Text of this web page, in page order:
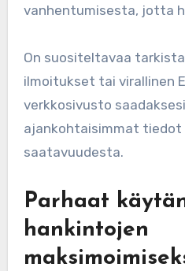
vanhentumisesta, jotta
On suositeltavaa
ilmoitukset tai virallinen
verkkosivusto
ajankohtaisimmat
saatavuudesta.
Parhaat
hankintojen